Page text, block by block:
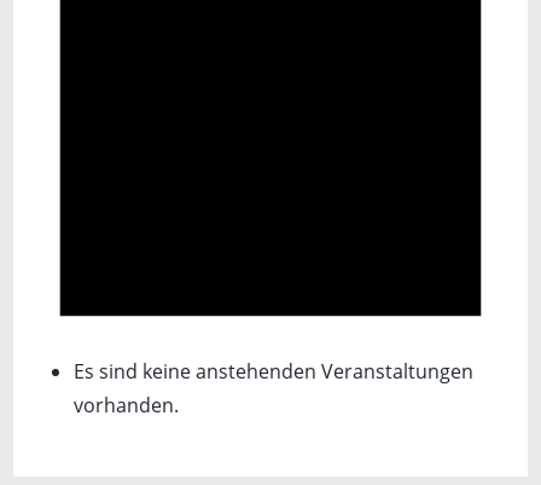
Es sind keine anstehenden Veranstaltungen
vorhanden.